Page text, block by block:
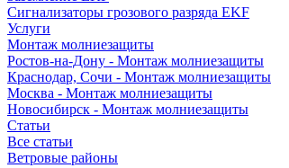
Сигнализаторы грозового разряда EKF
Услуги
Монтаж молниезащиты
Ростов-на-Дону - Монтаж молниезащиты
Краснодар, Сочи - Монтаж молниезащиты
Москва - Монтаж молниезащиты
Новосибирск - Монтаж молниезащиты
Статьи
Все статьи
Ветровые районы